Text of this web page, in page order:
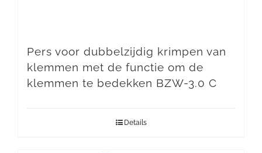
Pers voor dubbelzijdig krimpen van
klemmen met de functie om de
klemmen te bedekken BZW-3.0 C
Details